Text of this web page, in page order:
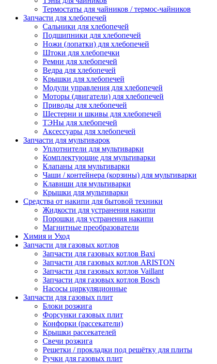
Термостаты для чайников / термос-чайников
Запчасти для хлебопечей
Сальники для хлебопечей
Подшипники для хлебопечей
Ножи (лопатки) для хлебопечей
Штоки для хлебопечки
Ремни для хлебопечей
Ведра для хлебопечей
Крышки для хлебопечей
Модули управления для хлебопечей
Моторы (двигатели) для хлебопечей
Приводы для хлебопечей
Шестерни и шкивы для хлебопечей
ТЭНы для хлебопечей
Аксессуары для хлебопечей
Запчасти для мультиварок
Уплотнители для мультиварки
Комплектующие для мультиварки
Клапаны для мультиварки
Чаши / контейнера (корзины) для мультиварки
Клавиши для мультиварки
Крышки для мультиварки
Средства от накипи для бытовой техники
Жидкости для устранения накипи
Порошки для устранения накипи
Магнитные преобразователи
Химия и Уход
Запчасти для газовых котлов
Запчасти для газовых котлов Baxi
Запчасти для газовых котлов ARISTON
Запчасти для газовых котлов Vaillant
Запчасти для газовых котлов Bosch
Насосы циркуляционные
Запчасти для газовых плит
Блоки розжига
Форсунки газовых плит
Конфорки (рассекатели)
Крышки рассекателей
Свечи розжига
Решетки / прокладки под решётку для плиты
Ручки для газовых плит